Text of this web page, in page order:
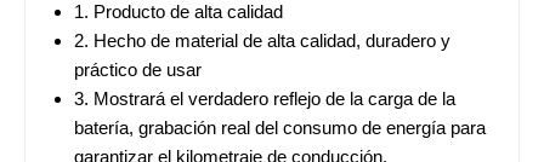
1. Producto de alta calidad
2. Hecho de material de alta calidad, duradero y
práctico de usar
3. Mostrará el verdadero reflejo de la carga de la
batería, grabación real del consumo de energía para
garantizar el kilometraje de conducción.